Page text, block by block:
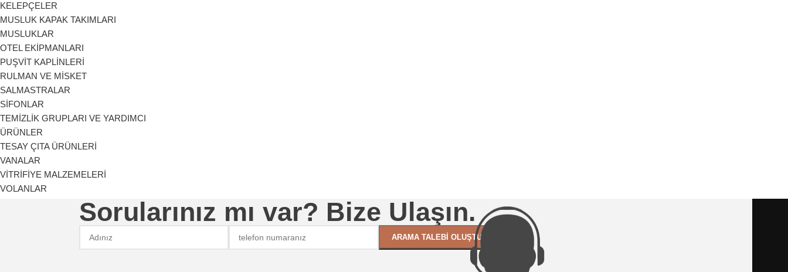
KELEPÇELER
MUSLUK KAPAK TAKIMLARI
MUSLUKLAR
OTEL EKİPMANLARI
PUŞVİT KAPLİNLERİ
RULMAN VE MİSKET
SALMASTRALAR
SİFONLAR
TEMİZLİK GRUPLARI VE YARDIMCI
ÜRÜNLER
TESAY ÇITA ÜRÜNLERİ
VANALAR
VİTRİFİYE MALZEMELERİ
VOLANLAR
Sorularınız mı var? Bize Ulaşın.